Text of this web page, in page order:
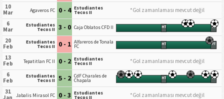
10
Mar
Agaveros FC 0 - 4 Estudiantes
Tecos II
*Gol zamanlaması mevcut değil
6
Mar
Estudiantes
Tecos II 3 - 0 Caja Oblatos CFD II HT FT
20
Feb
Estudiantes
Tecos II 0 - 1 Alfareros de Tonala
FC HT FT
13
Feb
Tepatitlan FC II 0 - 2 Estudiantes
Tecos II
*Gol zamanlaması mevcut değil
6
Feb
Estudiantes
Tecos II 5 - 2 CdF Charales de
Chapala HT FT
31
Jabalis Mirasol FC 0 - 3 Estudiantes
Tecos II *Gol zamanlaması mevcut değil